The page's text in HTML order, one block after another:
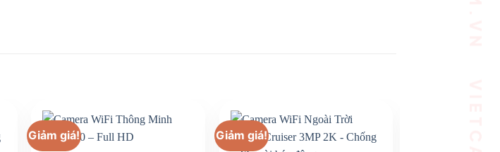
Giảm giá! Giảm giá!